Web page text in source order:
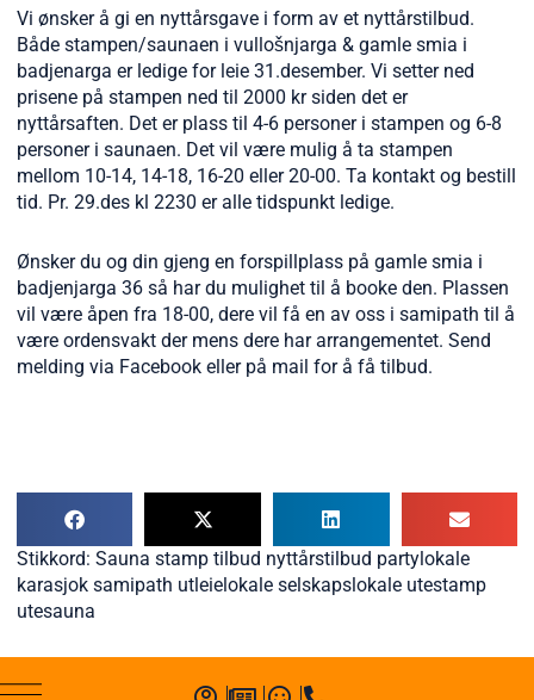
Vi ønsker å gi en nyttårsgave i form av et nyttårstilbud.
Både stampen/saunaen i vullošnjarga & gamle smia i
badjenarga er ledige for leie 31.desember. Vi setter ned
prisene på stampen ned til 2000 kr siden det er
nyttårsaften. Det er plass til 4-6 personer i stampen og 6-8
personer i saunaen. Det vil være mulig å ta stampen
mellom 10-14, 14-18, 16-20 eller 20-00. Ta kontakt og bestill
tid. Pr. 29.des kl 2230 er alle tidspunkt ledige.
Ønsker du og din gjeng en forspillplass på gamle smia i
badjenjarga 36 så har du mulighet til å booke den. Plassen
vil være åpen fra 18-00, dere vil få en av oss i samipath til å
være ordensvakt der mens dere har arrangementet. Send
melding via Facebook eller på mail for å få tilbud.
Stikkord: Sauna stamp tilbud nyttårstilbud partylokale
karasjok samipath utleielokale selskapslokale utestamp
utesauna